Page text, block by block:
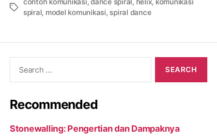
Tags
spiral, model komunikasi, spiral dance
Recommended
Stonewalling: Pengertian dan Dampaknya